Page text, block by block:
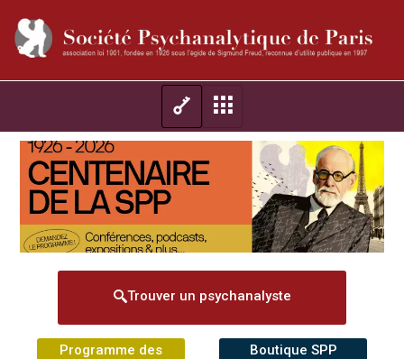
Trouver un psychanalyste
Programme des
Boutique SPP